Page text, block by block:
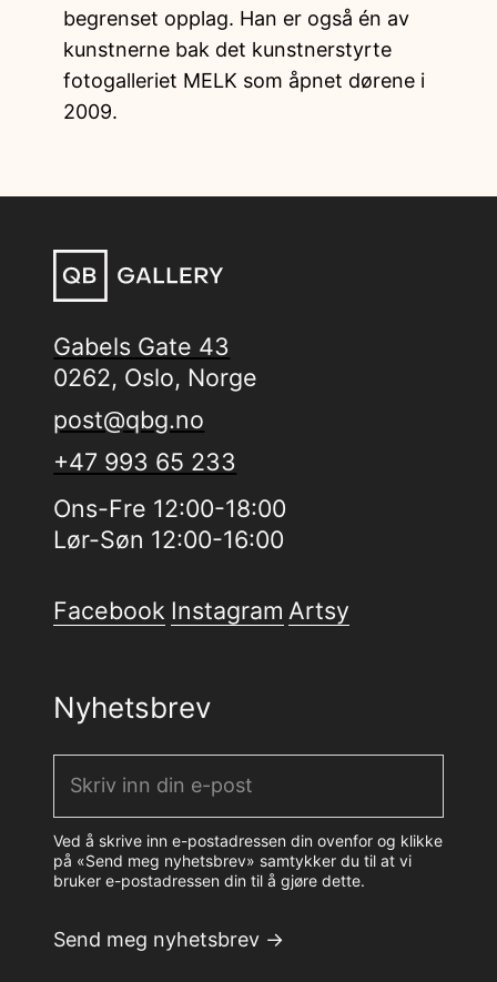
begrenset opplag. Han er også én av
kunstnerne bak det kunstnerstyrte
fotogalleriet MELK som åpnet dørene i
2009.
Gabels Gate 43
0262, Oslo, Norge
post@qbg.no
+47 993 65 233
Ons-Fre 12:00-18:00
Lør-Søn 12:00-16:00
Facebook Instagram Artsy
Nyhetsbrev
Ved å skrive inn e-postadressen din ovenfor og klikke
på «Send meg nyhetsbrev» samtykker du til at vi
bruker e-postadressen din til å gjøre dette.
Send meg nyhetsbrev →